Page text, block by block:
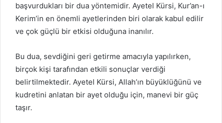
başvurdukları bir dua yöntemidir. Ayetel Kürsi, Kur’an-ı
Kerim’in en önemli ayetlerinden biri olarak kabul edilir
ve çok güçlü bir etkisi olduğuna inanılır.
Bu dua, sevdiğini geri getirme amacıyla yapılırken,
birçok kişi tarafından etkili sonuçlar verdiği
belirtilmektedir. Ayetel Kürsi, Allah’ın büyüklüğünü ve
kudretini anlatan bir ayet olduğu için, manevi bir güç
taşır.